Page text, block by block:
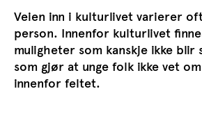
Veien inn i kulturlivet varierer
person. Innenfor kulturlivet
muligheter som kanskje ikke blir
som gjør at unge folk ikke vet
innenfor feltet.